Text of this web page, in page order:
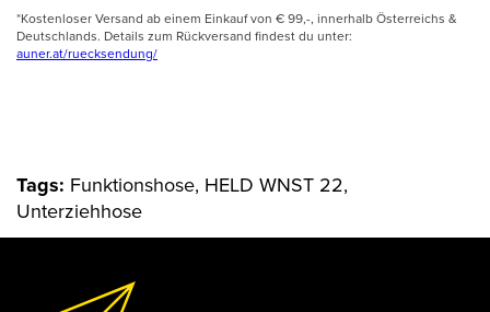
*Kostenloser Versand ab einem Einkauf von € 99,-, innerhalb Österreichs &
Deutschlands. Details zum Rückversand findest du unter:
auner.at/ruecksendung/
Tags: Funktionshose, HELD WNST 22,
Unterziehhose